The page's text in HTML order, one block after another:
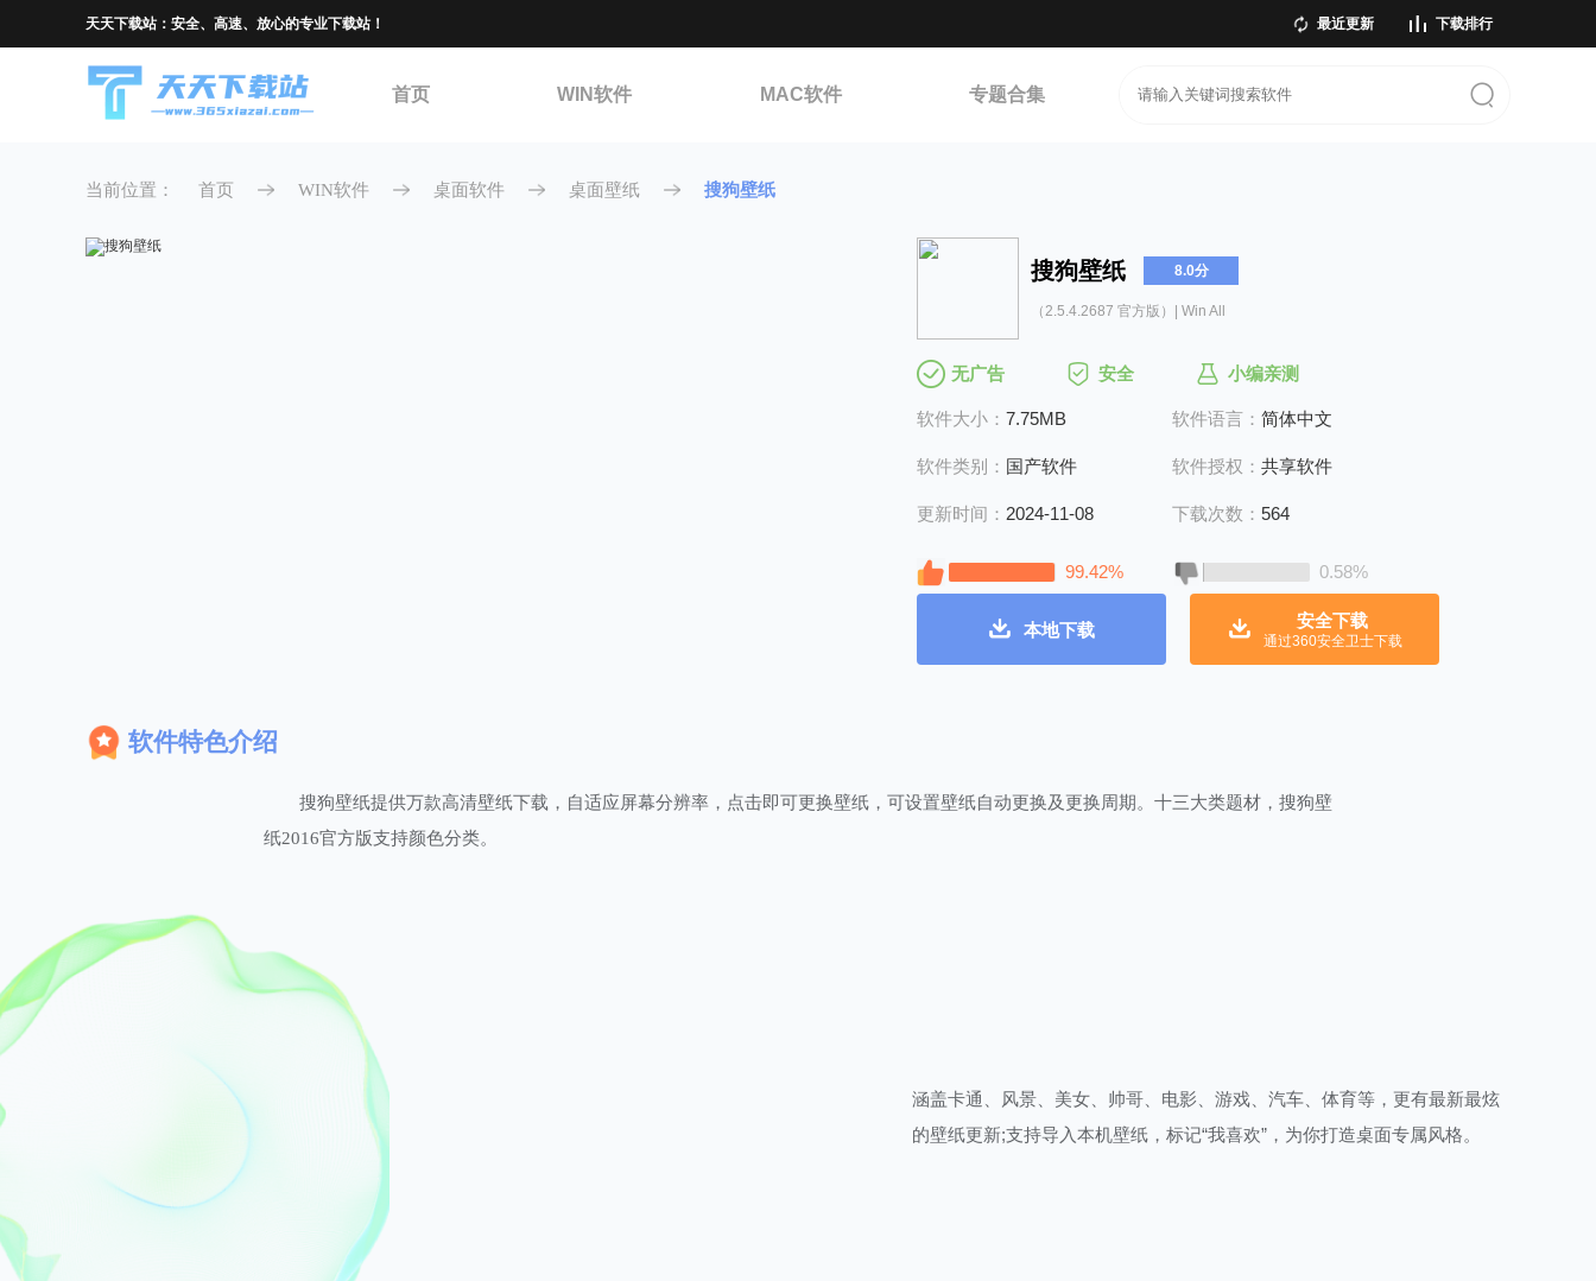
天天下载站：安全、高速、放心的专业下载站！ 最近更新 下载排行
首页 WIN软件 MAC软件 专题合集
当前位置： 首页 WIN软件 桌面软件 桌面壁纸 搜狗壁纸
搜狗壁纸 8.0分
（2.5.4.2687 官方版）| Win All
无广告 安全 小编亲测
软件大小： 7.75MB 软件语言： 简体中文
软件类别： 国产软件 软件授权： 共享软件
更新时间： 2024-11-08 下载次数： 564
99.42% 0.58%
本地下载 安全下载
通过360安全卫士下载
软件特色介绍
搜狗壁纸提供万款高清壁纸下载，自适应屏幕分辨率，点击即可更换壁纸，可设置壁纸自动更换及更换周期。十三大类题材，搜狗壁
纸2016官方版支持颜色分类。
涵盖卡通、风景、美女、帅哥、电影、游戏、汽车、体育等，更有最新最炫
的壁纸更新;支持导入本机壁纸，标记“我喜欢”，为你打造桌面专属风格。